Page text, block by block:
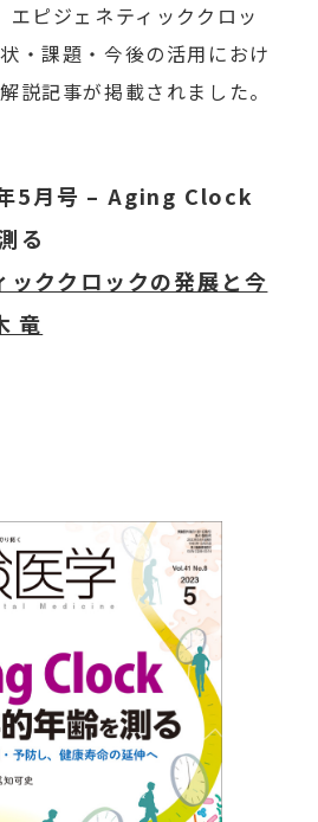
エピジェネティッククロッ
・課題・今後の活用におけ
説記事が掲載されました。
5月号 – Aging Clock
る
ッククロックの発展と今
竜